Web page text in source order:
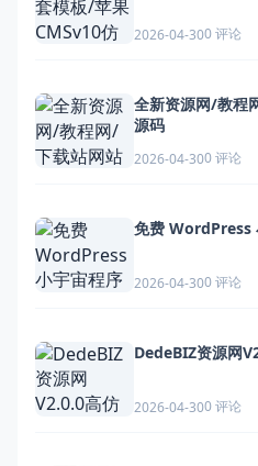
2026-04-300 评论
全新资源网/教程
源码
2026-04-300 评论
免费 WordPress
2026-04-300 评论
DedeBIZ资源网
2026-04-300 评论